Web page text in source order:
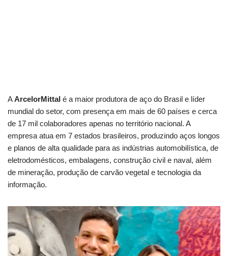
AArcelorMittal é a maior produtora de aço do Brasil e líder
mundial do setor, com presença em mais de 60 países e cerca
de 17 mil colaboradores apenas no território nacional. A
empresa atua em 7 estados brasileiros, produzindo aços longos
e planos de alta qualidade para as indústrias automobilística, de
eletrodomésticos, embalagens, construção civil e naval, além
de mineração, produção de carvão vegetal e tecnologia da
informação.